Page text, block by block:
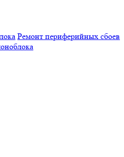
Ремонт периферийных сбоев